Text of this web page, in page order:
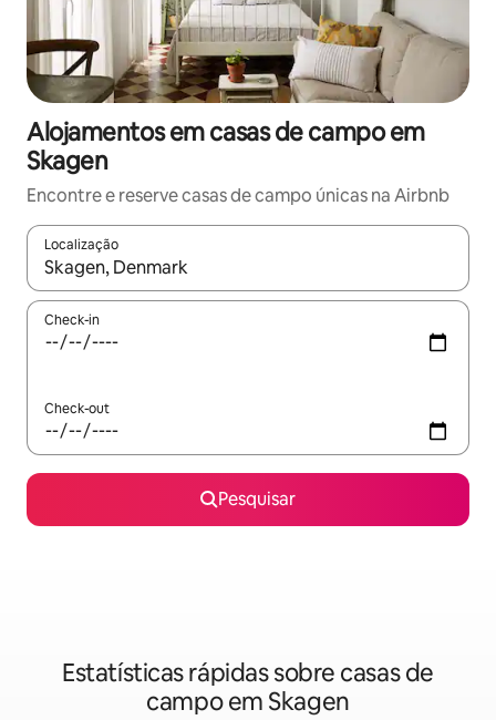
Alojamentos em casas de campo em
Skagen
Encontre e reserve casas de campo únicas na Airbnb
Localização
Quando os resultados estiverem disponíveis, navegue com
Check-in
Check-out
Pesquisar
Estatísticas rápidas sobre casas de
campo em Skagen